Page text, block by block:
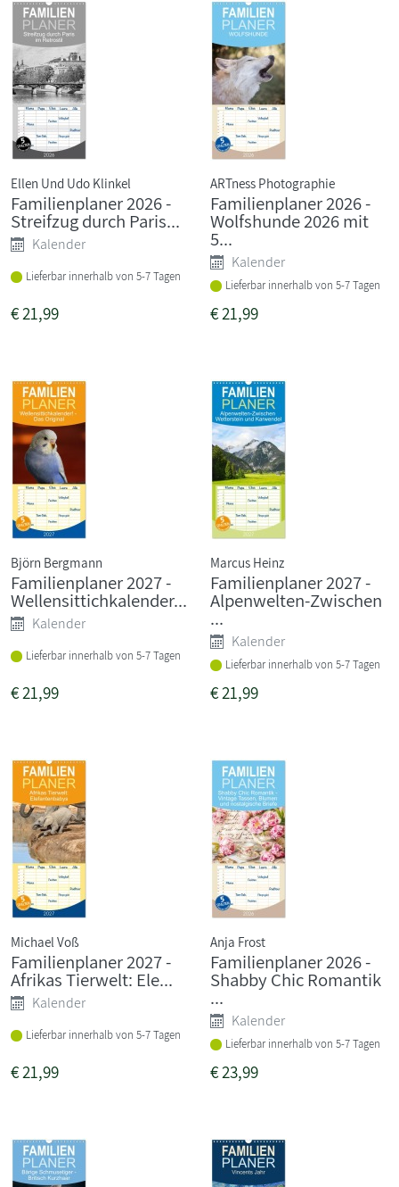
Ellen Und Udo Klinkel
Familienplaner 2026 -
Streifzug durch Paris...
Kalender
Lieferbar innerhalb von 5-7 Tagen
€21,99
ARTness Photographie
Familienplaner 2026 -
Wolfshunde 2026 mit
5...
Kalender
Lieferbar innerhalb von 5-7 Tagen
€21,99
Björn Bergmann
Familienplaner 2027 -
Wellensittichkalender...
Kalender
Lieferbar innerhalb von 5-7 Tagen
€21,99
Marcus Heinz
Familienplaner 2027 -
Alpenwelten-Zwischen
...
Kalender
Lieferbar innerhalb von 5-7 Tagen
€21,99
Michael Voß
Familienplaner 2027 -
Afrikas Tierwelt: Ele...
Kalender
Lieferbar innerhalb von 5-7 Tagen
€21,99
Anja Frost
Familienplaner 2026 -
Shabby Chic Romantik
...
Kalender
Lieferbar innerhalb von 5-7 Tagen
€23,99